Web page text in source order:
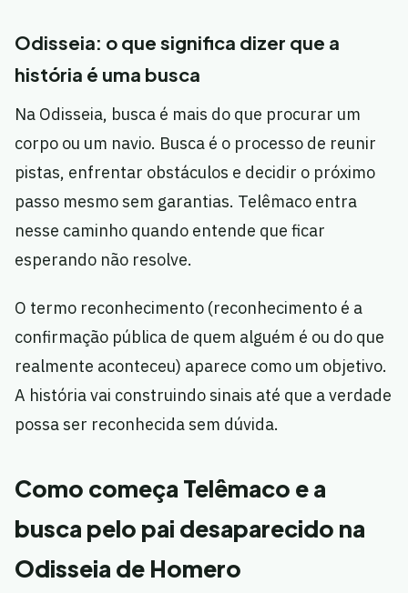
Odisseia: o que significa dizer que a
história é uma busca
Na Odisseia, busca é mais do que procurar um
corpo ou um navio. Busca é o processo de reunir
pistas, enfrentar obstáculos e decidir o próximo
passo mesmo sem garantias. Telêmaco entra
nesse caminho quando entende que ficar
esperando não resolve.
O termo reconhecimento (reconhecimento é a
confirmação pública de quem alguém é ou do que
realmente aconteceu) aparece como um objetivo.
A história vai construindo sinais até que a verdade
possa ser reconhecida sem dúvida.
Como começa Telêmaco e a
busca pelo pai desaparecido na
Odisseia de Homero